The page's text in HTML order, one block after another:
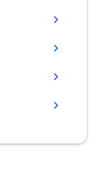
chevron_right
chevron_right
chevron_right
chevron_right